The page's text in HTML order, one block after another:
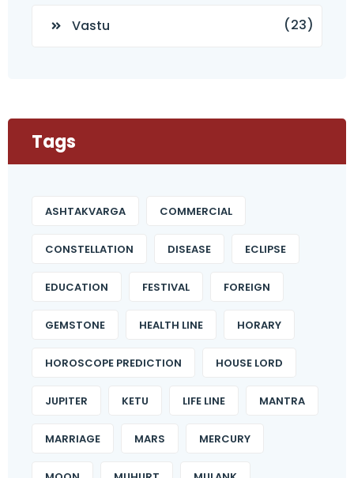
Vastu (23)
Tags
ASHTAKVARGA COMMERCIAL
CONSTELLATION DISEASE ECLIPSE
EDUCATION FESTIVAL FOREIGN
GEMSTONE HEALTH LINE HORARY
HOROSCOPE PREDICTION HOUSE LORD
JUPITER KETU LIFE LINE MANTRA
MARRIAGE MARS MERCURY